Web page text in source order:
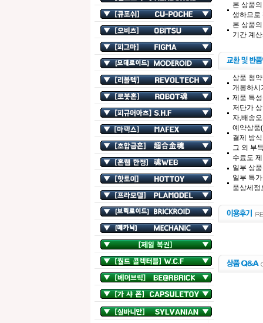
본 상품
생하므로
본 상품
기간 계
상품 청
개봉하시
제품 특
저단가
자,배송
예약상품
결제 방
그 외 부
수료도
일부 상
일부 특
품상세정